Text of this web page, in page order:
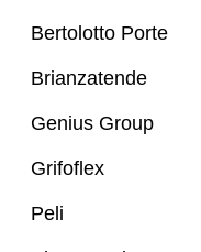
Bertolotto Porte
Brianzatende
Genius Group
Grifoflex
Peli